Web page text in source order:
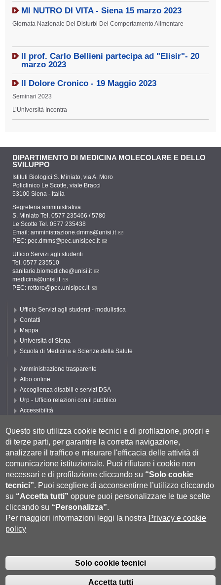
MI NUTRO DI VITA - Siena 15 marzo 2023
Giornata Nazionale Dei Disturbi Del Comportamento Alimentare
Il prof. Carlo Bellieni partecipa ad "Elisir"- 20
marzo 2023
Il Dolore Cronico - 19 Maggio 2023
Seminari 2023
L’Università Incontra
DIPARTIMENTO DI MEDICINA MOLECOLARE E DELLO
SVILUPPO
Istituti Biologici S. Miniato, via A. Moro
Policlinico Le Scotte, viale Bracci
53100 Siena - Italia
Segreteria amministrativa
S. Miniato Tel. 0577 235466 / 5780
Le Scotte Tel. 0577 235438
Email: amministrazione.dmms@unisi.it
PEC: pec.dmms@pec.unisipec.it
Ufficio Servizi agli studenti
Tel. 0577 235510
sanitarie.biomediche@unisi.it
medicina@unisi.it
PEC: rettore@pec.unisipec.it
Ufficio Servizi agli studenti - modulistica
Contatti
Mappa
Università di Siena
Scuola di Medicina e Scienze della Salute
Amministrazione trasparente
Albo online
Accoglienza disabili e servizi DSA
Urp - Ufficio relazioni con il pubblico
Accessibilità
Cookie settings
Segui UNISI
P.IVA 00273530527 | C.F. 80002070524 |Coordinate bancarie|Caselle
Pec: Posta Elettronica Certificata|Fatturazione Elettronica
Questo sito utilizza cookie tecnici e di profilazione, propri e
di terze parti, per garantire la corretta navigazione,
analizzare il traffico e misurare l'efficacia delle attività di
comunicazione istituzionale. Puoi rifiutare i cookie non
necessari e di profilazione cliccando su “Solo cookie
tecnici”. Puoi scegliere di acconsentirne l’utilizzo cliccando
su “Accetta tutti” oppure puoi personalizzare le tue scelte
cliccando su “Personalizza”.
Per maggiori informazioni leggi la nostra Privacy e cookie
policy
Solo cookie tecnici
Accetta tutti